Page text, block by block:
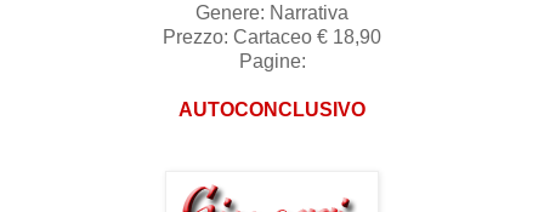
Genere: Narrativa
Prezzo: Cartaceo € 18,90
Pagine:
AUTOCONCLUSIVO